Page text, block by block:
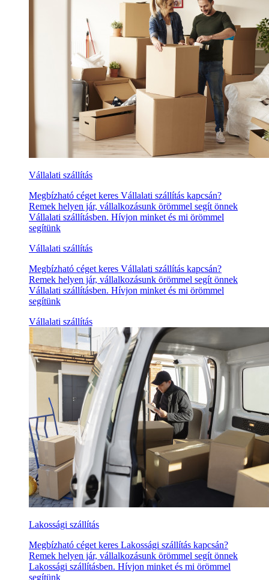
Vállalati szállítás
Megbízható céget keres Vállalati szállítás kapcsán?
Remek helyen jár, vállalkozásunk örömmel segít önnek
Vállalati szállításben. Hívjon minket és mi örömmel
segítünk
Vállalati szállítás
Megbízható céget keres Vállalati szállítás kapcsán?
Remek helyen jár, vállalkozásunk örömmel segít önnek
Vállalati szállításben. Hívjon minket és mi örömmel
segítünk
Vállalati szállítás
Lakossági szállítás
Megbízható céget keres Lakossági szállítás kapcsán?
Remek helyen jár, vállalkozásunk örömmel segít önnek
Lakossági szállításben. Hívjon minket és mi örömmel
segítünk